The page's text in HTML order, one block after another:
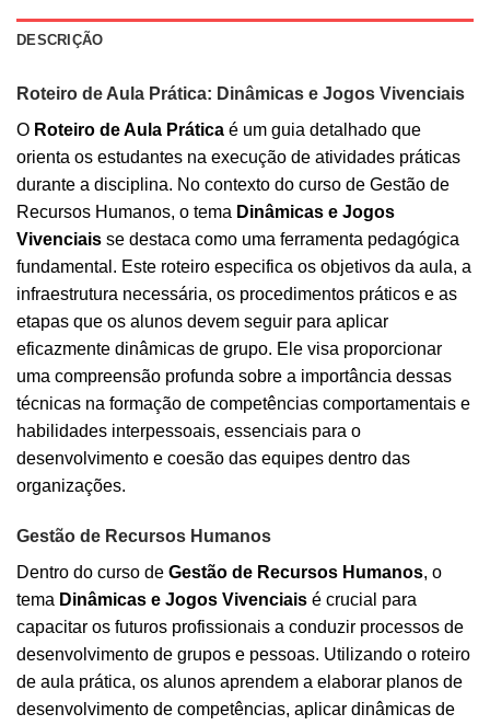
DESCRIÇÃO
Roteiro de Aula Prática: Dinâmicas e Jogos Vivenciais
O Roteiro de Aula Prática é um guia detalhado que
orienta os estudantes na execução de atividades práticas
durante a disciplina. No contexto do curso de Gestão de
Recursos Humanos, o tema Dinâmicas e Jogos
Vivenciais se destaca como uma ferramenta pedagógica
fundamental. Este roteiro especifica os objetivos da aula, a
infraestrutura necessária, os procedimentos práticos e as
etapas que os alunos devem seguir para aplicar
eficazmente dinâmicas de grupo. Ele visa proporcionar
uma compreensão profunda sobre a importância dessas
técnicas na formação de competências comportamentais e
habilidades interpessoais, essenciais para o
desenvolvimento e coesão das equipes dentro das
organizações.
Gestão de Recursos Humanos
Dentro do curso de Gestão de Recursos Humanos, o
tema Dinâmicas e Jogos Vivenciais é crucial para
capacitar os futuros profissionais a conduzir processos de
desenvolvimento de grupos e pessoas. Utilizando o roteiro
de aula prática, os alunos aprendem a elaborar planos de
desenvolvimento de competências, aplicar dinâmicas de